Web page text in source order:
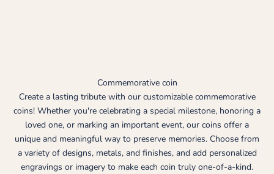
Commemorative coin
Create a lasting tribute with our customizable commemorative
coins! Whether you're celebrating a special milestone, honoring a
loved one, or marking an important event, our coins offer a
unique and meaningful way to preserve memories. Choose from
a variety of designs, metals, and finishes, and add personalized
engravings or imagery to make each coin truly one-of-a-kind.